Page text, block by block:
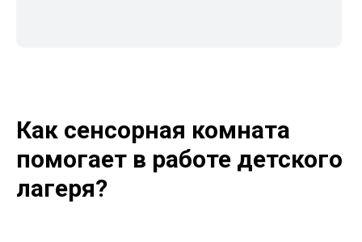
Как сенсорная комната
помогает в работе детского
лагеря?